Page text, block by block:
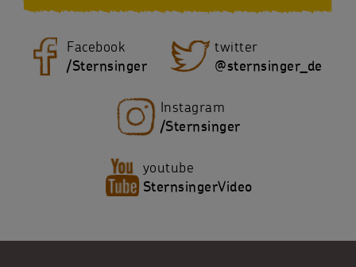
Facebook
/Sternsinger
twitter
@sternsinger_de
Instagram
/Sternsinger
youtube
SternsingerVideo